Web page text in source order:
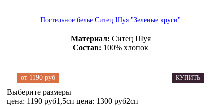
Постельное белье Ситец Шуя "Зеленые круги"
Материал: Ситец Шуя
Состав: 100% хлопок
от 1190 руб КУПИТЬ
Выберите размеры
цена: 1190 руб1,5сп цена: 1300 руб2сп